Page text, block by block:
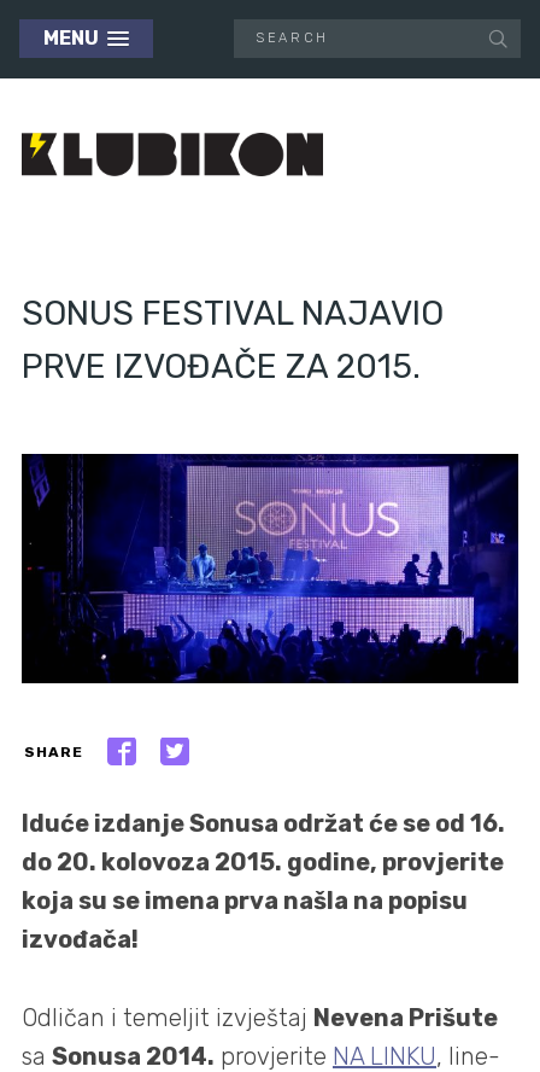
MENU
SONUS FESTIVAL NAJAVIO
PRVE IZVOĐAČE ZA 2015.
SHARE
Iduće izdanje Sonusa održat će se od 16.
do 20. kolovoza 2015. godine, provjerite
koja su se imena prva našla na popisu
izvođača!
Odličan i temeljit izvještaj Nevena Prišute
sa Sonusa 2014. provjerite NA LINKU, line-